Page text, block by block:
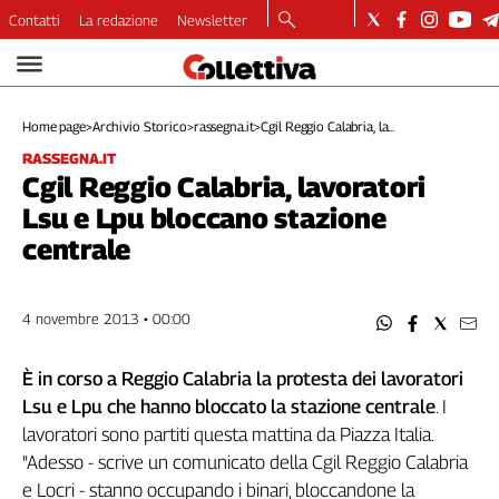
Video
Dirette
Longform
Copertine
Economia
Lavoro
Diritti
Italia
Internazionale
Culture
Categorie
Contatti La redazione Newsletter
Home page>Archivio Storico>rassegna.it>Cgil Reggio Calabria, la...
RASSEGNA.IT
Cgil Reggio Calabria, lavoratori
Lsu e Lpu bloccano stazione
centrale
4 novembre 2013 • 00:00
È in corso a Reggio Calabria la protesta dei lavoratori
Lsu e Lpu che hanno bloccato la stazione centrale. I
lavoratori sono partiti questa mattina da Piazza Italia.
"Adesso - scrive un comunicato della Cgil Reggio Calabria
e Locri - stanno occupando i binari, bloccandone la